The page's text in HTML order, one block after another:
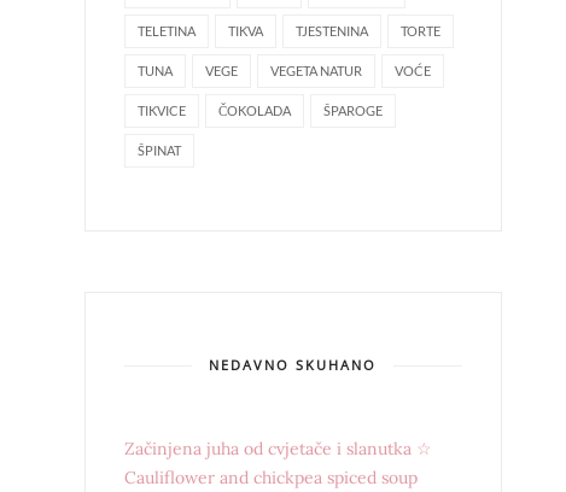
TELETINA TIKVA TJESTENINA TORTE
TUNA VEGE VEGETA NATUR VOĆE
TIKVICE ČOKOLADA ŠPAROGE
ŠPINAT
NEDAVNO SKUHANO
Začinjena juha od cvjetače i slanutka ☆
Cauliflower and chickpea spiced soup